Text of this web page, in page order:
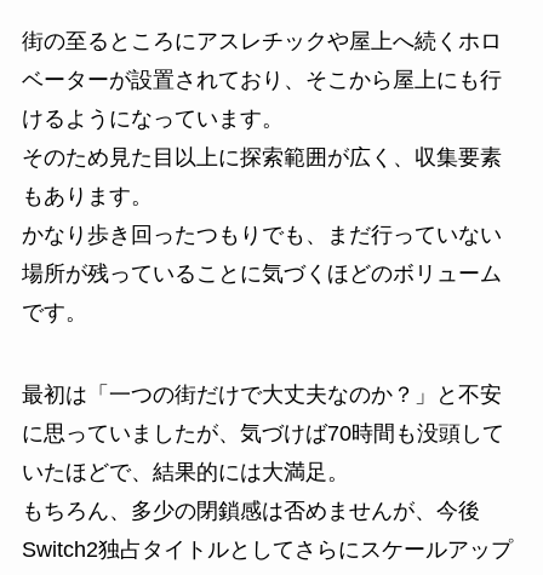
街の至るところにアスレチックや屋上へ続くホロ
ベーターが設置されており、そこから屋上にも行
けるようになっています。
そのため見た目以上に探索範囲が広く、収集要素
もあります。
かなり歩き回ったつもりでも、まだ行っていない
場所が残っていることに気づくほどのボリューム
です。
最初は「一つの街だけで大丈夫なのか？」と不安
に思っていましたが、気づけば70時間も没頭して
いたほどで、結果的には大満足。
もちろん、多少の閉鎖感は否めませんが、今後
Switch2独占タイトルとしてさらにスケールアップ